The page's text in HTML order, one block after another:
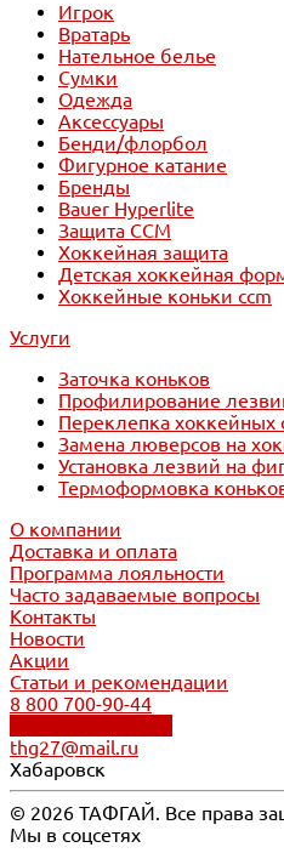
Игрок
Вратарь
Нательное белье
Сумки
Одежда
Аксессуары
Бенди/флорбол
Фигурное катание
Бренды
Bauer Hyperlite
Защита CCM
Хоккейная защита
Детская хоккейная
Хоккейные коньки ccm
Услуги
Заточка коньков
Профилирование
Переклепка хоккейных
Замена люверсов на
Установка лезвий на
Термоформовка
О компании
Доставка и оплата
Программа лояльности
Часто задаваемые вопросы
Контакты
Новости
Акции
Статьи и рекомендации
8 800 700-90-44
thg27@mail.ru
Хабаровск
© 2026 ТАФГАЙ. Все права
Мы в соцсетях